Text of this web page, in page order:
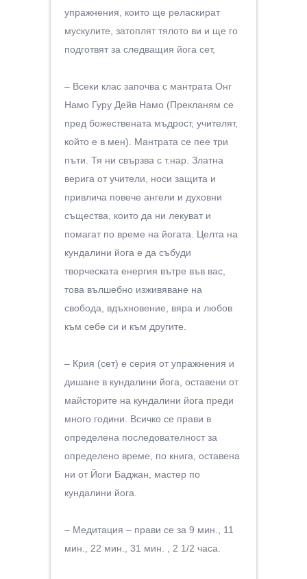
упражнения, които ще реласкират
мускулите, затоплят тялото ви и ще го
подготвят за следващия йога сет,
– Всеки клас започва с мантрата Онг
Намо Гуру Дейв Намо (Прекланям се
пред божествената мъдрост, учителят,
който е в мен). Мантрата се пее три
пъти. Тя ни свързва с т.нар. Златна
верига от учители, носи защита и
привлича повече ангели и духовни
същества, които да ни лекуват и
помагат по време на йогата. Целта на
кундалини йога е да събуди
творческата енергия вътре във вас,
това вълшебно изживяване на
свобода, вдъхновение, вяра и любов
към себе си и към другите.
– Крия (сет) e серия от упражнения и
дишане в кундалини йога, оставени от
майсторите на кундалини йога преди
много години. Всичко се прави в
определена последователност за
определено време, по книга, оставена
ни от Йоги Баджан, мастер по
кундалини йога.
– Медитация – прави се за 9 мин., 11
мин., 22 мин., 31 мин. , 2 1/2 часа.